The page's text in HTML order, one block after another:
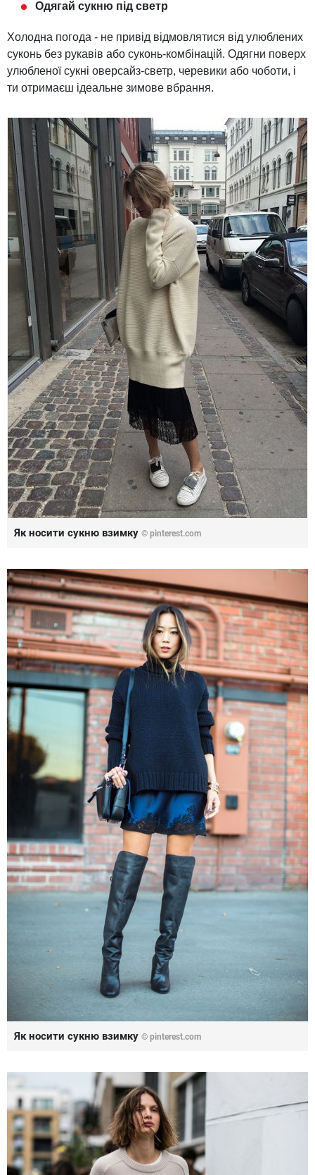
Одягай сукню під светр
Холодна погода - не привід відмовлятися від улюблених
суконь без рукавів або суконь-комбінацій. Одягни поверх
улюбленої сукні оверсайз-светр, черевики або чоботи, і
ти отримаєш ідеальне зимове вбрання.
Як носити сукню взимку © pinterest.com
Як носити сукню взимку © pinterest.com